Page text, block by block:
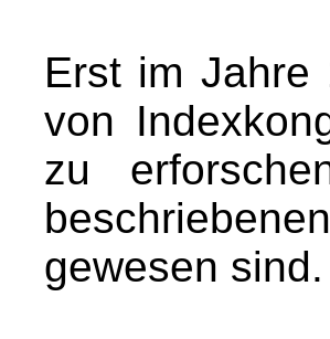
Erst im Jahre
von
zu
gewesen sind.